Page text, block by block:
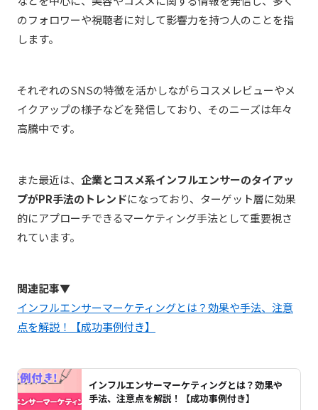
のフォロワーや視聴者に対して影響力を持つ人のことを指
します。
それぞれのSNSの特徴を活かしながらコスメレビューやメ
イクアップの様子などを発信しており、そのニーズは年々
高騰中です。
また最近は、 企業とコスメ系インフルエンサーのタイアッ
プがPR手法のトレンドになっており、ターゲット層に効果
的にアプローチできるマーケティング手法として重要視さ
れています。
関連記事▼
インフルエンサーマーケティングとは？効果や手法、注意
点を解説！【成功事例付き】
インフルエンサーマーケティングとは？効果や
手法、注意点を解説！【成功事例付き】